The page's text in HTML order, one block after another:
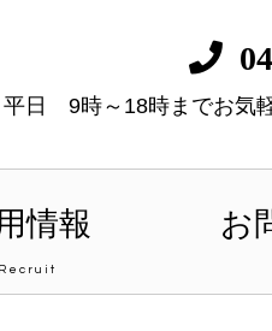
平日 9時～18時までお気
情報
Recruit
お